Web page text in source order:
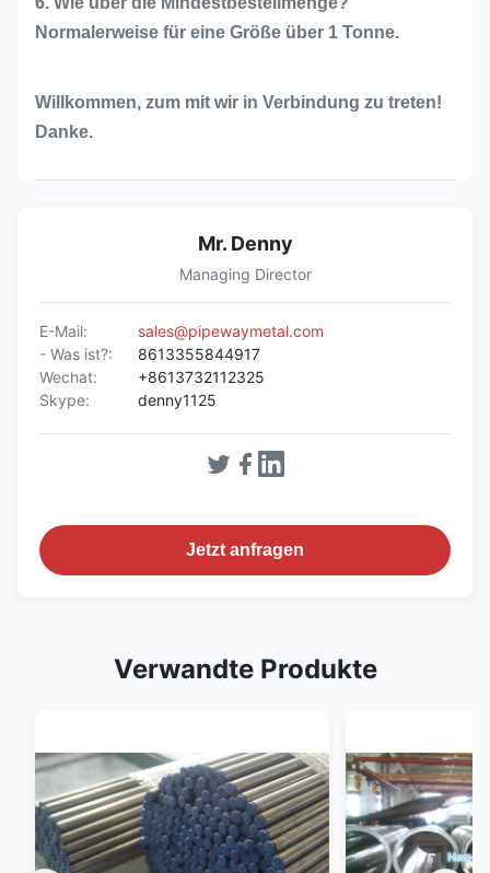
Normalerweise für eine Größe über 1 Tonne.
Willkommen, zum mit wir in Verbindung zu treten!
Danke.
Mr. Denny
Managing Director
E-Mail:
sales@pipewaymetal.com
- Was ist?:
8613355844917
Wechat:
+8613732112325
Skype:
denny1125
Jetzt anfragen
Verwandte Produkte